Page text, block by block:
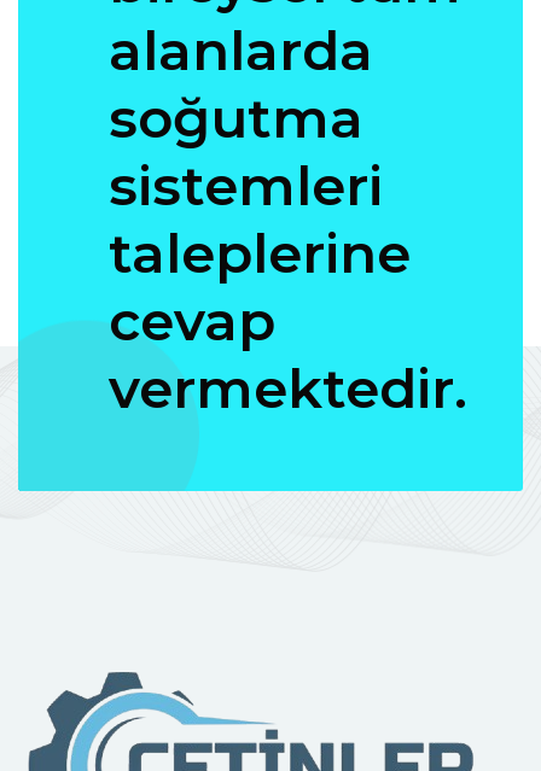
alanlarda
soğutma
sistemleri
taleplerine
cevap
vermektedir.